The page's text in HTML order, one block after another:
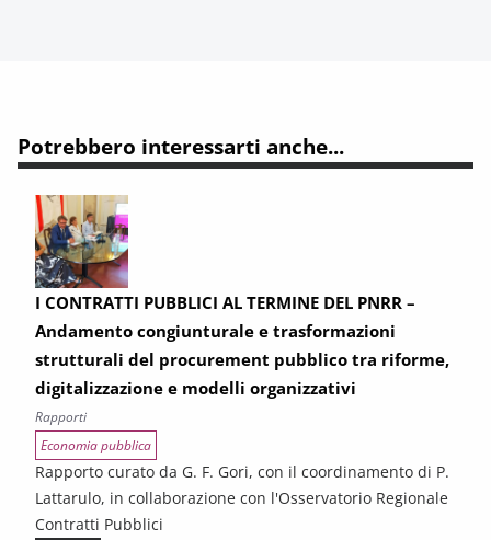
Potrebbero interessarti anche...
I CONTRATTI PUBBLICI AL TERMINE DEL PNRR –
Andamento congiunturale e trasformazioni
strutturali del procurement pubblico tra riforme,
digitalizzazione e modelli organizzativi
Rapporti
Economia pubblica
Rapporto curato da G. F. Gori, con il coordinamento di P.
Lattarulo, in collaborazione con l'Osservatorio Regionale
Contratti Pubblici